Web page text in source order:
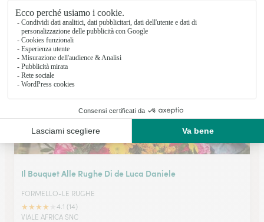
★★★★★4.7 (16)
Via Repubblica 4
Vedi il negozio
Il Bouquet Alle Rughe Di de Luca Daniele
FORMELLO-LE RUGHE
★★★★
4.1 (14)
VIALE AFRICA SNC